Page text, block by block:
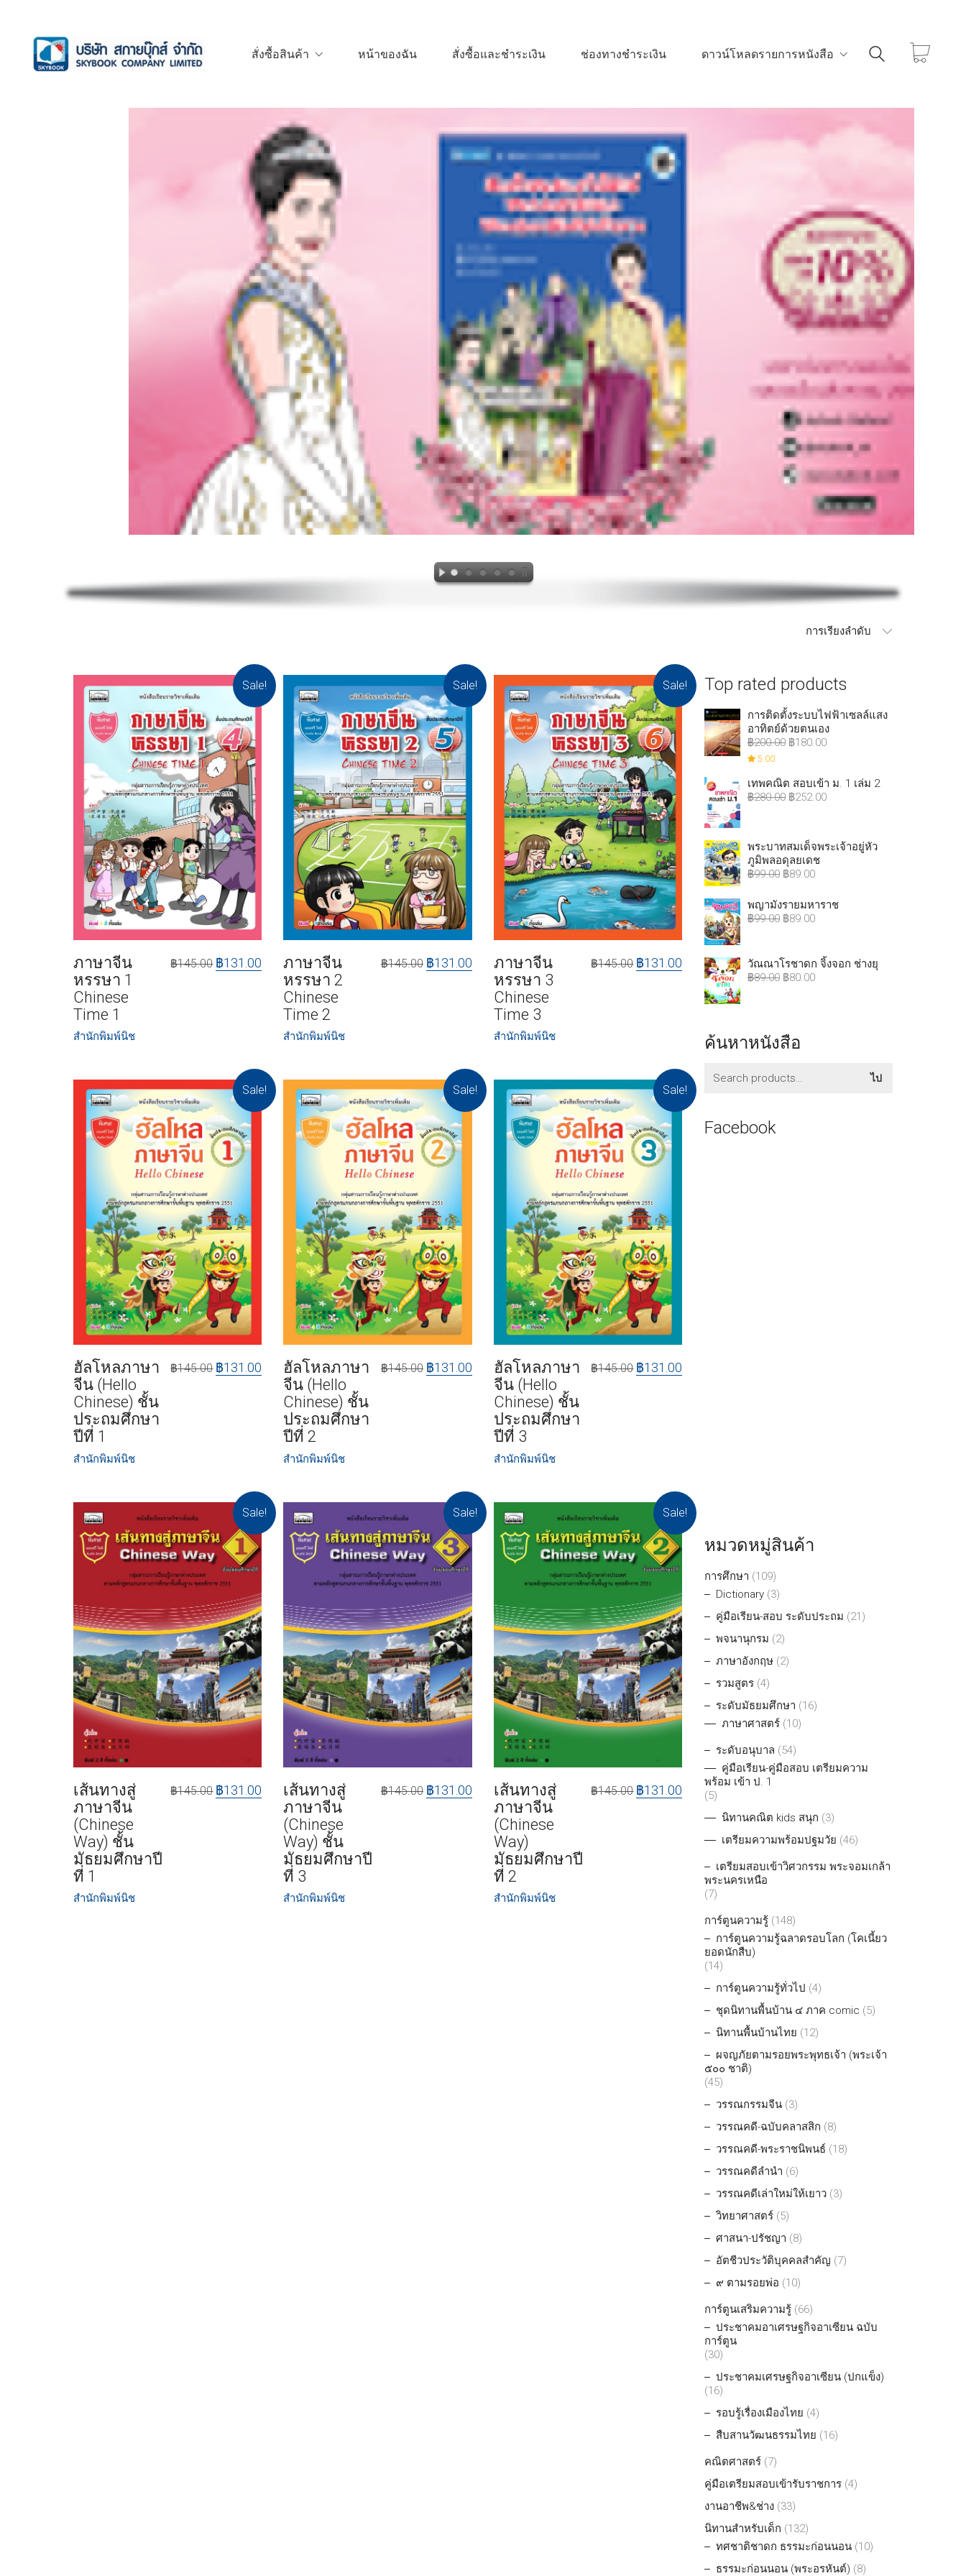
สั่งซื้อสินค้า หน้าของฉัน สั่งซื้อและชำระเงิน ช่องทางชำระเงิน ดาวน์โหลดรายการหนังสือ
การเรียงลำดับ
Sale!
ภาษาจีน
หรรษา 1
Chinese
Time 1
สำนักพิมพ์นิช
฿145.00 ฿131.00
Sale!
ภาษาจีน
หรรษา 2
Chinese
Time 2
สำนักพิมพ์นิช
฿145.00 ฿131.00
Sale!
ภาษาจีน
หรรษา 3
Chinese
Time 3
สำนักพิมพ์นิช
฿145.00 ฿131.00
Sale!
ฮัลโหลภาษา
จีน (Hello
Chinese) ชั้น
ประถมศึกษา
ปีที่ 1
สำนักพิมพ์นิช
฿145.00 ฿131.00
Sale!
ฮัลโหลภาษา
จีน (Hello
Chinese) ชั้น
ประถมศึกษา
ปีที่ 2
สำนักพิมพ์นิช
฿145.00 ฿131.00
Sale!
ฮัลโหลภาษา
จีน (Hello
Chinese) ชั้น
ประถมศึกษา
ปีที่ 3
สำนักพิมพ์นิช
฿145.00 ฿131.00
Sale!
เส้นทางสู่
ภาษาจีน
(Chinese
Way) ชั้น
มัธยมศึกษาปี
ที่ 1
สำนักพิมพ์นิช
฿145.00 ฿131.00
Sale!
เส้นทางสู่
ภาษาจีน
(Chinese
Way) ชั้น
มัธยมศึกษาปี
ที่ 3
สำนักพิมพ์นิช
฿145.00 ฿131.00
Sale!
เส้นทางสู่
ภาษาจีน
(Chinese
Way)
มัธยมศึกษาปี
ที่ 2
สำนักพิมพ์นิช
฿145.00 ฿131.00
Top rated products
การติดตั้งระบบไฟฟ้าเซลล์แสง
อาทิตย์ด้วยตนเอง
฿200.00 ฿180.00
5.00
เทพคณิต สอบเข้า ม. 1 เล่ม 2
฿280.00 ฿252.00
พระบาทสมเด็จพระเจ้าอยู่หัว
ภูมิพลอดุลยเดช
฿99.00 ฿89.00
พญามังรายมหาราช
฿99.00 ฿89.00
วัณณาโรชาดก จิ้งจอก ช่างยุ
฿89.00 ฿80.00
ค้นหาหนังสือ
ไป
Facebook
หมวดหมู่สินค้า
การศึกษา (109)
Dictionary (3)
คู่มือเรียน-สอบ ระดับประถม (21)
พจนานุกรม (2)
ภาษาอังกฤษ (2)
รวมสูตร (4)
ระดับมัธยมศึกษา (16)
ภาษาศาสตร์ (10)
ระดับอนุบาล (54)
คู่มือเรียน-คู่มือสอบ เตรียมความ
พร้อม เข้า ป. 1
(5)
นิทานคณิต kids สนุก (3)
เตรียมความพร้อมปฐมวัย (46)
เตรียมสอบเข้าวิศวกรรม พระจอมเกล้า
พระนครเหนือ
(7)
การ์ตูนความรู้ (148)
การ์ตูนความรู้ฉลาดรอบโลก (โคเนี้ยว
ยอดนักสืบ)
(14)
การ์ตูนความรู้ทั่วไป (4)
ชุดนิทานพื้นบ้าน ๔ ภาค comic (5)
นิทานพื้นบ้านไทย (12)
ผจญภัยตามรอยพระพุทธเจ้า (พระเจ้า
๕๐๐ ชาติ)
(45)
วรรณกรรมจีน (3)
วรรณคดี-ฉบับคลาสสิก (8)
วรรณคดี-พระราชนิพนธ์ (18)
วรรณคดีลำนำ (6)
วรรณคดีเล่าใหม่ให้เยาว (3)
วิทยาศาสตร์ (5)
ศาสนา-ปรัชญา (8)
อัตชีวประวัติบุคคลสำคัญ (7)
๙ ตามรอยพ่อ (10)
การ์ตูนเสริมความรู้ (66)
ประชาคมอาเศรษฐกิจอาเซียน ฉบับ
การ์ตูน
(30)
ประชาคมเศรษฐกิจอาเซียน (ปกแข็ง)
(16)
รอบรู้เรื่องเมืองไทย (4)
สืบสานวัฒนธรรมไทย (16)
คณิตศาสตร์ (7)
คู่มือเตรียมสอบเข้ารับราชการ (4)
งานอาชีพ&ช่าง (33)
นิทานสำหรับเด็ก (132)
ทศชาติชาดก ธรรมะก่อนนอน (10)
ธรรมะก่อนนอน (พระอรหันต์) (8)